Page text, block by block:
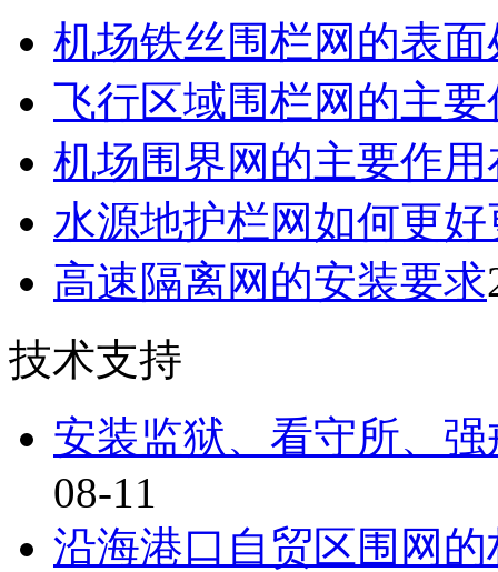
机场铁丝围栏网的表
飞行区域围栏网的主
机场围界网的主要作
水源地护栏网如何更
高速隔离网的安装要求
技术支持
安装监狱、看守所、
08-11
沿海港口自贸区围网